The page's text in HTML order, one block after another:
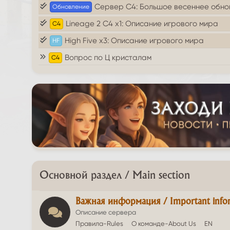
Обновление Сервер С4: Большое весеннее
C4 Lineage 2 C4 х1: Описание игрового мира
HF High Five x3: Описание игрового мира
C4 Вопрос по Ц кристалам
Уголок Лероя
C4 Собираю PVE кп
C4 Новый старт, ищу компанию
C4 [Обсуждение] Описание сервера
Обновление Обновление на сервере HF x3
C4 Набор в клан MoonLight
Гайд
Основной раздел / Main section
Важная информация / Important
Описание сервера
Правила-Rules
О команде-About Us EN